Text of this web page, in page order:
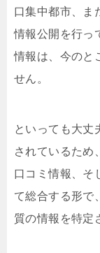
口集中都市、ま
情報公開を行っ
情報は、今のと
せん。
といっても大丈
されているため
口コミ情報、そ
て総合する形で
質の情報を特定